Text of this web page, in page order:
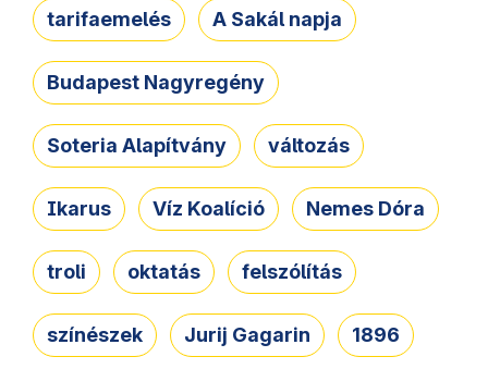
tarifaemelés A Sakál napja
Budapest Nagyregény
Soteria Alapítvány változás
Ikarus Víz Koalíció Nemes Dóra
troli oktatás felszólítás
színészek Jurij Gagarin 1896